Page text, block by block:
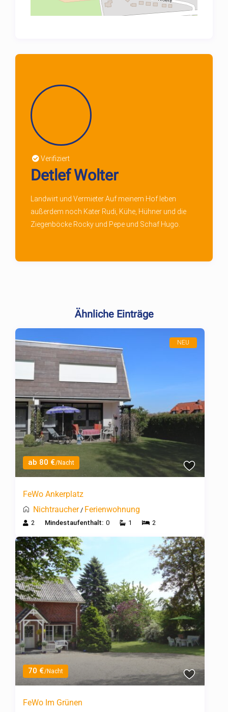
Verifiziert
Detlef Wolter
Landwirt und Vermieter Auf meinem Hof leben
außerdem noch Kater Rudi, Kühe, Hühner und die
Ziegenböcke Rocky und Pepe und Schaf Hugo.
Ähnliche Einträge
ab 80 €/Nacht
NEU
FeWo Ankerplatz
Nichtraucher/ Ferienwohnung
2 Mindestaufenthalt: 0 1 2
70 €/Nacht
FeWo Im Grünen